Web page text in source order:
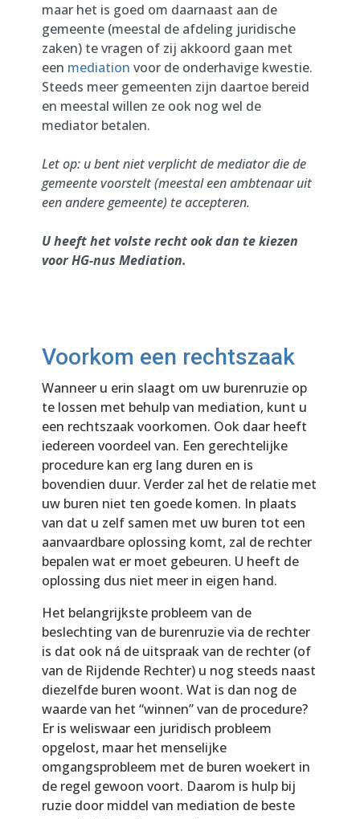
maar het is goed om daarnaast aan de
gemeente (meestal de afdeling juridische
zaken) te vragen of zij akkoord gaan met
een mediation voor de onderhavige kwestie.
Steeds meer gemeenten zijn daartoe bereid
en meestal willen ze ook nog wel de
mediator betalen.
Let op: u bent niet verplicht de mediator die de
gemeente voorstelt (meestal een ambtenaar uit
een andere gemeente) te accepteren.
U heeft het volste recht ook dan te kiezen
voor HG-nus Mediation.
Voorkom een rechtszaak
Wanneer u erin slaagt om uw burenruzie op
te lossen met behulp van mediation, kunt u
een rechtszaak voorkomen. Ook daar heeft
iedereen voordeel van. Een gerechtelijke
procedure kan erg lang duren en is
bovendien duur. Verder zal het de relatie met
uw buren niet ten goede komen. In plaats
van dat u zelf samen met uw buren tot een
aanvaardbare oplossing komt, zal de rechter
bepalen wat er moet gebeuren. U heeft de
oplossing dus niet meer in eigen hand.
Het belangrijkste probleem van de
beslechting van de burenruzie via de rechter
is dat ook ná de uitspraak van de rechter (of
van de Rijdende Rechter) u nog steeds naast
diezelfde buren woont. Wat is dan nog de
waarde van het “winnen” van de procedure?
Er is weliswaar een juridisch probleem
opgelost, maar het menselijke
omgangsprobleem met de buren woekert in
de regel gewoon voort. Daarom is hulp bij
ruzie door middel van mediation de beste